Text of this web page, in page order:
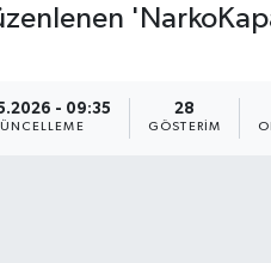
- 09:35 28
GÖSTERIM